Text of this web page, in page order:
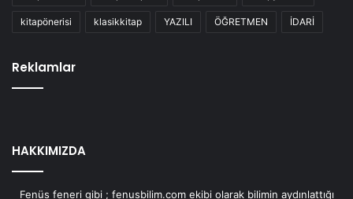
kitapönerisi klasikkitap YAZILI ÖĞRETMEN İDARİ
Reklamlar
HAKKIMIZDA
Fenüs feneri gibi ; fenusbilim.com ekibi olarak bilimin aydınlattığı